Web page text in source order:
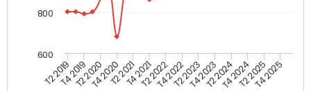
T2 2019T4 2019T2 2020T4 2020T2 2021T4 2021T2 2022T4 2022T2 2023T4 2023T2 2024T4 2024T2 2025T4 2025
600
800